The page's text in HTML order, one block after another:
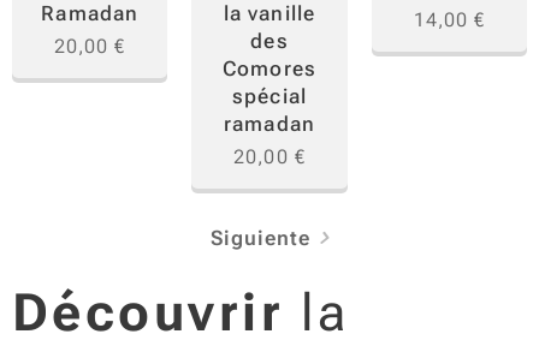
Ramadan
20,00 €
la vanille
des
Comores
spécial
ramadan
20,00 €
14,00 €
Siguiente
Découvrir la